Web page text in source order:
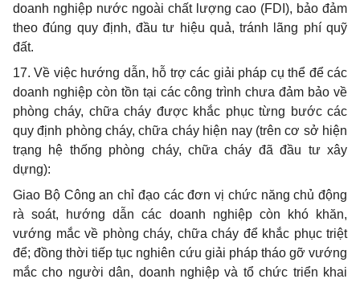
doanh nghiệp nước ngoài chất lượng cao (FDI), bảo đảm
theo đúng quy định, đầu tư hiệu quả, tránh lãng phí quỹ
đất.
17. Về việc hướng dẫn, hỗ trợ các giải pháp cụ thể để các
doanh nghiệp còn tồn tại các công trình chưa đảm bảo về
phòng cháy, chữa cháy được khắc phục từng bước các
quy định phòng cháy, chữa cháy hiện nay (trên cơ sở hiện
trạng hệ thống phòng cháy, chữa cháy đã đầu tư xây
dựng):
Giao Bộ Công an chỉ đạo các đơn vị chức năng chủ động
rà soát, hướng dẫn các doanh nghiệp còn khó khăn,
vướng mắc về phòng cháy, chữa cháy để khắc phục triệt
để; đồng thời tiếp tục nghiên cứu giải pháp tháo gỡ vướng
mắc cho người dân, doanh nghiệp và tổ chức triển khai